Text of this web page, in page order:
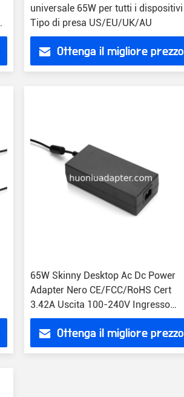
universale 65W per tutti i dispositivi
Tipo di presa US/EU/UK/AU
Ottenga il migliore prezzo
65W Skinny Desktop Ac Dc Power
Adapter Nero CE/FCC/RoHS Cert
3.42A Uscita 100-240V Ingresso
1.5m Cavo
Ottenga il migliore prezzo